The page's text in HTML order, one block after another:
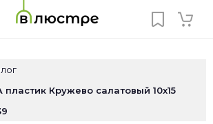
Кружево салатовый 10x15